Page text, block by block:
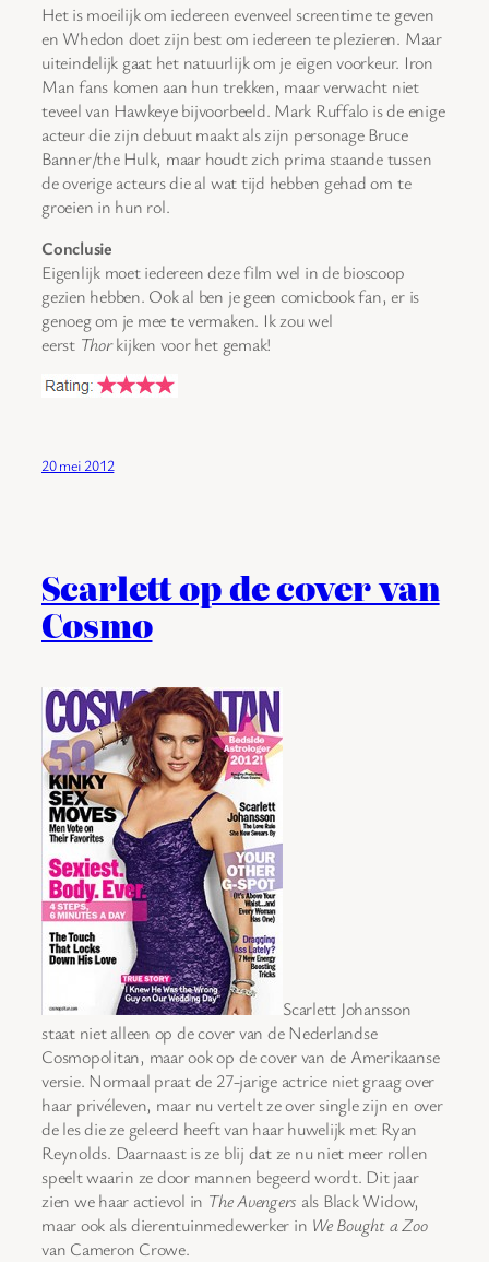
Het is moeilijk om iedereen evenveel screentime te geven
en Whedon doet zijn best om iedereen te plezieren. Maar
uiteindelijk gaat het natuurlijk om je eigen voorkeur. Iron
Man fans komen aan hun trekken, maar verwacht niet
teveel van Hawkeye bijvoorbeeld. Mark Ruffalo is de enige
acteur die zijn debuut maakt als zijn personage Bruce
Banner/the Hulk, maar houdt zich prima staande tussen
de overige acteurs die al wat tijd hebben gehad om te
groeien in hun rol.
Conclusie
Eigenlijk moet iedereen deze film wel in de bioscoop
gezien hebben. Ook al ben je geen comicbook fan, er is
genoeg om je mee te vermaken. Ik zou wel
eerst Thorkijken voor het gemak!
20 mei 2012
Scarlett op de cover van
Cosmo
Scarlett Johansson
staat niet alleen op de cover van de Nederlandse
Cosmopolitan, maar ook op de cover van de Amerikaanse
versie. Normaal praat de 27-jarige actrice niet graag over
haar privéleven, maar nu vertelt ze over single zijn en over
de les die ze geleerd heeft van haar huwelijk met Ryan
Reynolds. Daarnaast is ze blij dat ze nu niet meer rollen
speelt waarin ze door mannen begeerd wordt. Dit jaar
zien we haar actievol in The Avengers als Black Widow,
maar ook als dierentuinmedewerker in We Bought a Zoo
van Cameron Crowe.